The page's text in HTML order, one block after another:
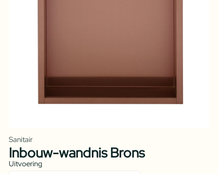
Sanitair
Inbouw-wandnis Brons
Uitvoering